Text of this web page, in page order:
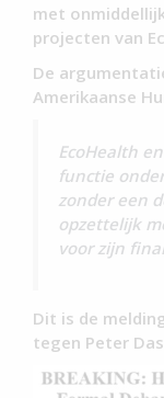
met
projecten van
De
Amerikaanse
EcoHealth
functie
zonder een
opzettelijk
voor zijn
Dit is de
tegen Peter